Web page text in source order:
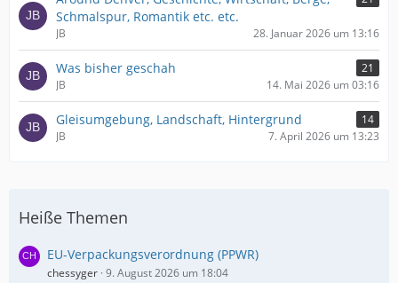
Schmalspur, Romantik etc. etc.
JB 28. Januar 2026 um 13:16
Was bisher geschah
21
JB
14. Mai 2026 um 03:16
Gleisumgebung, Landschaft, Hintergrund
14
JB
7. April 2026 um 13:23
Heiße Themen
EU-Verpackungsverordnung (PPWR)
chessyger 9. August 2026 um 18:04